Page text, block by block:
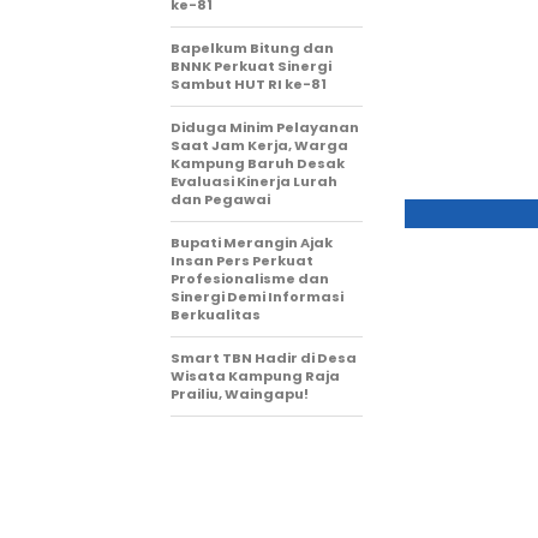
ke-81
Bapelkum Bitung dan
BNNK Perkuat Sinergi
Sambut HUT RI ke-81
Diduga Minim Pelayanan
Saat Jam Kerja, Warga
Kampung Baruh Desak
Evaluasi Kinerja Lurah
dan Pegawai
Bupati Merangin Ajak
Insan Pers Perkuat
Profesionalisme dan
Sinergi Demi Informasi
Berkualitas
Smart TBN Hadir di Desa
Wisata Kampung Raja
Prailiu, Waingapu!